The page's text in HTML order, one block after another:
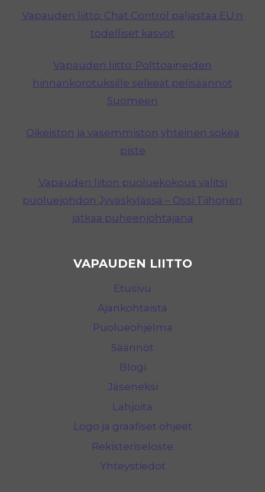
Vapauden liitto: Chat Control paljastaa EU:n
todelliset kasvot
Vapauden liitto: Polttoaineiden
hinnankorotuksille selkeät pelisäännöt
Suomeen
Oikeiston ja vasemmiston yhteinen sokea
piste
Vapauden liiton puoluekokous valitsi
puoluejohdon Jyväskylässä – Ossi Tiihonen
jatkaa puheenjohtajana
VAPAUDEN LIITTO
Etusivu
Ajankohtaista
Puolueohjelma
Säännöt
Blogi
Jäseneksi
Lahjoita
Logo ja graafiset ohjeet
Rekisteriseloste
Yhteystiedot